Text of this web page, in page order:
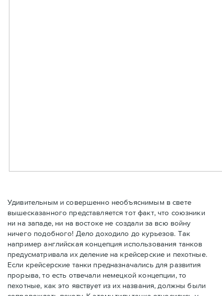
Удивительным и совершенно необъяснимым в свете
вышесказанного представляется тот факт, что союзники
ни на западе, ни на востоке не создали за всю войну
ничего подобного! Дело доходило до курьезов. Так
например английская концепция использования танков
предусматривала их деление на крейсерские и пехотные.
Если крейсерские танки предназначались для развития
прорыва, то есть отвечали немецкой концепции, то
пехотные, как это явствует из их названия, должны были